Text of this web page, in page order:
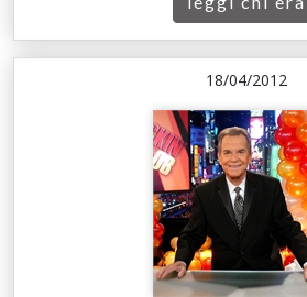
18/04/2012